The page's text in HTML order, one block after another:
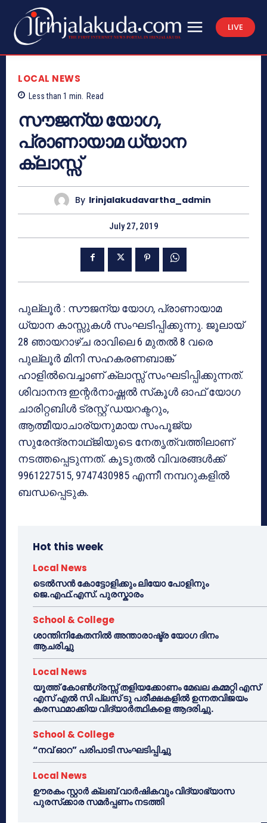
LIVE
LOCAL NEWS
Less than 1 min. Read
സൗജന്യ യോഗ,
പ്രാണായാമ ധ്യാന
ക്ലാസ്സ്
By Irinjalakudavartha_admin
July 27, 2019
പുല്ലൂര്‍ : സൗജന്യ യോഗ, പ്രാണായാമ
ധ്യാന കാസ്സുകള്‍ സംഘടിപ്പിക്കുന്നു. ജൂലായ്
28 ഞായറാഴ്ച രാവിലെ 6 മുതല്‍ 8 വരെ
പുല്ലൂര്‍ മിനി സഹകരണബാങ്ക്
ഹാളില്‍വെച്ചാണ് ക്ലാസ്സ് സംഘടിപ്പിക്കുന്നത്.
ശിവാനന്ദ ഇന്റര്‍നാഷ്ണല്‍ സ്‌കൂള്‍ ഓഫ് യോഗ
ചാരിറ്റബിള്‍ ട്രസ്റ്റ് ഡയറക്ടറും,
ആത്മീയാചാര്യനുമായ സംപൂജ്യ
സുരേന്ദ്രനാഥ്ജിയുടെ നേതൃത്വത്തിലാണ്
നടത്തപ്പെടുന്നത്. കൂടുതല്‍ വിവരങ്ങള്‍ക്ക്
9961227515, 9747430985 എന്നീ നമ്പറുകളില്‍
ബന്ധപ്പെടുക.
Hot this week
Local News
ടെൽസൻ കോട്ടോളിക്കും ലിയോ പോളിനും
ജെ.എഫ്.എസ്. പുരസ്കാരം
School & College
ശാന്തിനികേതനിൽ അന്താരാഷ്ട്ര യോഗ ദിനം
ആചരിച്ചു
Local News
യൂത്ത് കോൺഗ്രസ്സ് തളിയക്കോണം മേഖല കമ്മറ്റി എസ്
എസ് എൽ സി പ്ലസ് ടു പരീക്ഷകളിൽ ഉന്നതവിജയം
കരസ്ഥമാക്കിയ വിദ്യാർത്ഥികളെ ആദരിച്ചു.
School & College
“നവ് ഓറ” പരിപാടി സംഘടിപ്പിച്ചു
Local News
ഊരകം സ്റ്റാർ ക്ലബ് വാർഷികവും വിദ്യാഭ്യാസ
പുരസ്‌ക്കാര സമർപ്പണം നടത്തി